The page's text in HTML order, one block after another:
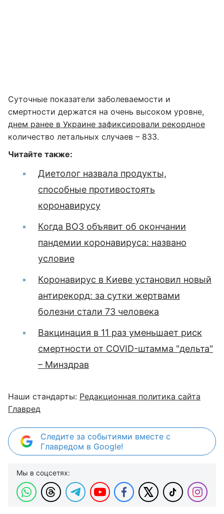
Суточные показатели заболеваемости и
смертности держатся на очень высоком уровне,
днем ранее в Украине зафиксировали рекордное
количество летальных случаев – 833.
Читайте также:
Диетолог назвала продукты,
способные противостоять
коронавирусу
Когда ВОЗ объявит об окончании
пандемии коронавируса: названо
условие
Коронавирус в Киеве установил новый
антирекорд: за сутки жертвами
болезни стали 73 человека
Вакцинация в 11 раз уменьшает риск
смертности от COVID-штамма "дельта"
– Минздрав
Наши стандарты: Редакционная политика сайта
Главред
Следите за событиями вместе с
Главредом в Google!
Мы в соцсетях: